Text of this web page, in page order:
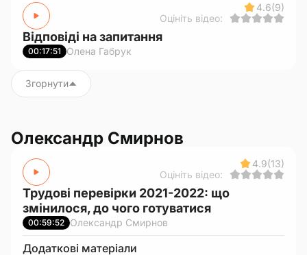
4.6(9)
Оцініть відео:
Відповіді на запитання
00:17:51 Олена Габрук
Згорнути
Олександр Смирнов
4.9(13)
Оцініть відео:
Трудові перевірки 2021-2022: що
змінилося, до чого готуватися
00:59:52 Олександр Смирнов
Додаткові матеріали